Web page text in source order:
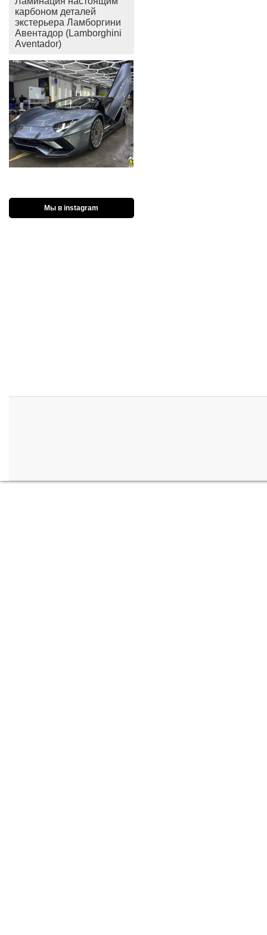
карбоном деталей
экстерьера Ламборгини
Авентадор (Lamborghini
Aventador)
Мы в instagram